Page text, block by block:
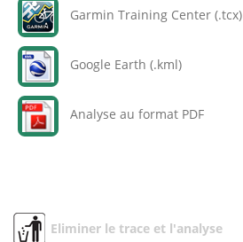
Garmin Training Center (.tcx)
Google Earth (.kml)
Analyse au format PDF
Eliminer le trace et l'analyse